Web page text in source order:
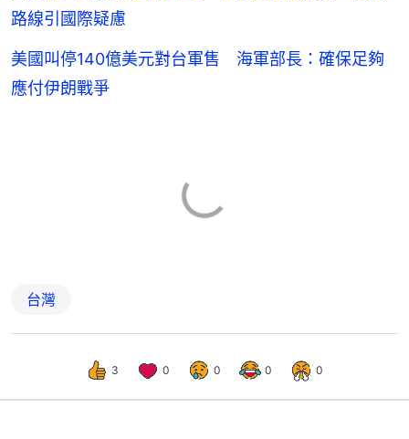
路線引國際疑慮
美國叫停140億美元對台軍售 海軍部長：確保足夠
應付伊朗戰爭
台灣
3 0 0 0 0